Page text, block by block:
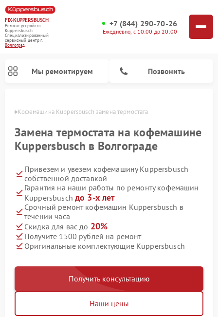
FIX-KUPPERSBUSCH
Ремонт устройств
Kuppersbusch
Специализированный
cервисный центр г.
Волгоград
+7 (844) 290-70-26
Ежедневно, с 10:00 до 20:00
Мы ремонтируем Позвонить
Кофемашина Kuppersbusch замена термостата
Замена термостата на кофемашине
Kuppersbusch в Волгограде
Привезем и увезем кофемашину Kuppersbusch
собственной доставкой
Гарантия на наши работы по ремонту кофемашин
Kuppersbusch до 3-х лет
Срочный ремонт кофемашин Kuppersbusch в
течении часа
Скидка для вас до 20%
Получите 1500 рублей на ремонт
Оригинальные комплектующие Kuppersbusch
Получить консультацию
Наши цены